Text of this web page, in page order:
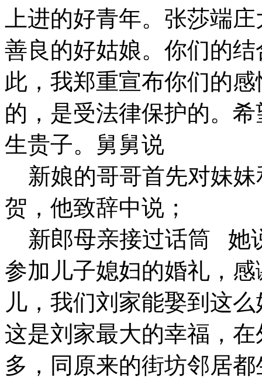
上进的好青年。张莎端
善良的好姑娘。你们的
此，我郑重宣布你们的
的，是受法律保护的。
生贵子。舅舅说
新娘的哥哥首先对妹妹
贺，他致辞中说；
新郎母亲接过话筒 她
参加儿子媳妇的婚礼，
儿，我们刘家能娶到这
这是刘家最大的幸福，
多，同原来的街坊邻居